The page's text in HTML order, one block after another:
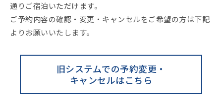
通りご宿泊いただけます。
ご予約内容の確認・変更・キャンセルをご希望の方は下記
よりお願いいたします。
旧システムでの予約変更・
キャンセルはこちら